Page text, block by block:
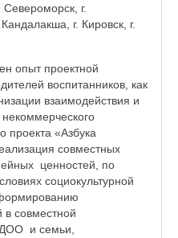
г.
г. Кировск, г.
опыт проектной
воспитанников, как
взаимодействия и
проекта «Азбука
совместных
ценностей, по
социокультурной
в совместной
ДОО и семьи,